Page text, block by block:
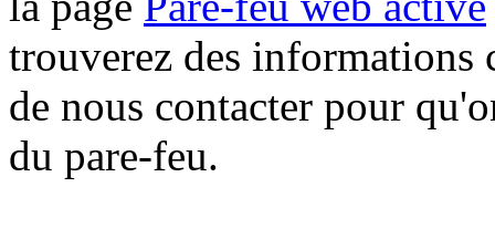
trouverez des informations
de nous contacter pour
du pare-feu.